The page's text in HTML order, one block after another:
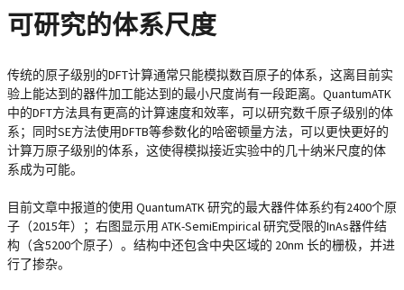
可研究的体系尺度
传统的原子级别的DFT计算通常只能模拟数百原子的体系，这离目前实
验上能达到的器件加工能达到的最小尺度尚有一段距离。QuantumATK
中的DFT方法具有更高的计算速度和效率，可以研究数千原子级别的体
系；同时SE方法使用DFTB等参数化的哈密顿量方法，可以更快更好的
计算万原子级别的体系，这使得模拟接近实验中的几十纳米尺度的体
系成为可能。
目前文章中报道的使用 QuantumATK 研究的最大器件体系约有2400个原
子（2015年）；右图显示用 ATK-SemiEmpirical 研究受限的InAs器件结
构（含5200个原子）。结构中还包含中央区域的 20nm 长的栅极，并进
行了掺杂。